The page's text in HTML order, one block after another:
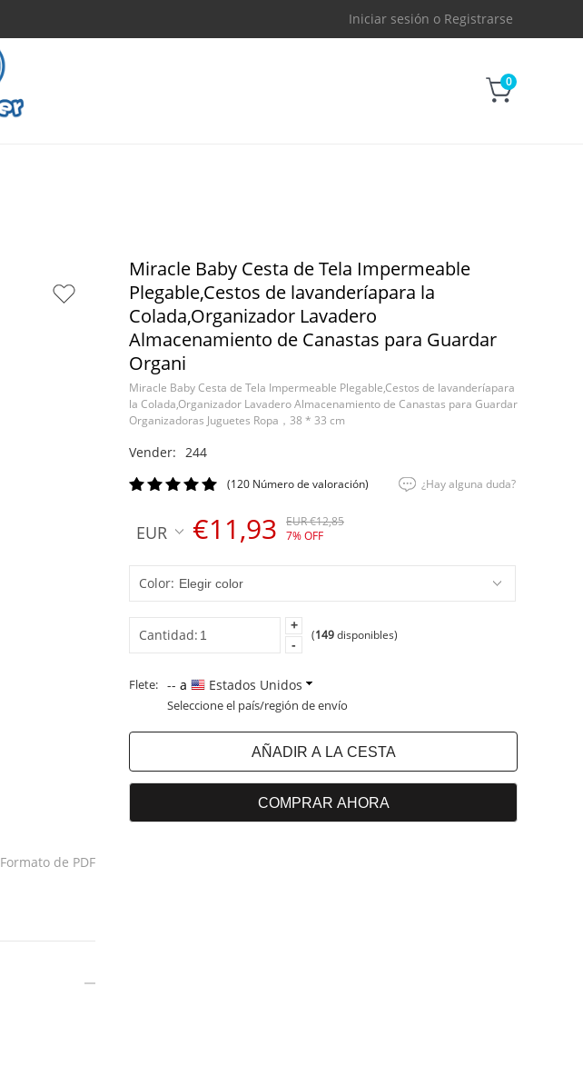
Iniciar sesión o Registrarse
0
Formato de PDF
Miracle Baby Cesta de Tela Impermeable
Plegable,Cestos de lavanderíapara la
Colada,Organizador Lavadero
Almacenamiento de Canastas para Guardar
Organi
Miracle Baby Cesta de Tela Impermeable Plegable,Cestos de lavanderíapara
la Colada,Organizador Lavadero Almacenamiento de Canastas para Guardar
Organizadoras Juguetes Ropa，38 * 33 cm
Vender: 244
(120 Número de valoración) ¿Hay alguna duda?
EUR €11,93
EUR €12,85
7% OFF
Color:
Cantidad:
+
-
(149disponibles)
Flete: -- a Estados Unidos
Seleccione el país/región de envío